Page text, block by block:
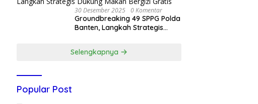
30 Desember 2025 0 Komentar
Groundbreaking 49 SPPG Polda
Banten, Langkah Strategis
Selengkapnya
Popular Post